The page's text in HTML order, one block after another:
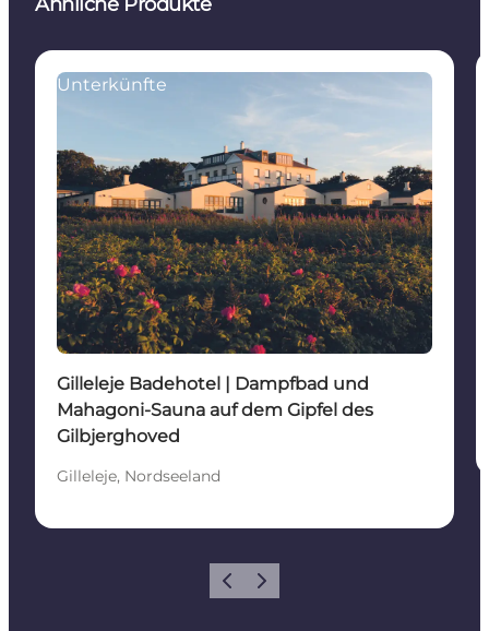
Unterkünfte
Gilleleje Badehotel | Dampfbad und
Mahagoni-Sauna auf dem Gipfel des
Gilbjerghoved
Gilleleje, Nordseeland
ZurückWeiter